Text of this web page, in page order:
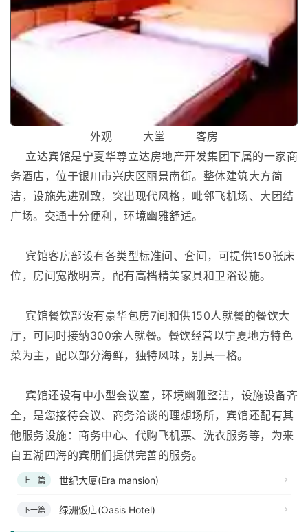
外观 大堂 客房
立达宾馆是宁夏华尊立达房地产开发集团下属的一家商
务酒店，位于银川市兴庆区丽景南街。整体建筑大方简
洁，设施先进别致，突出现代风格，毗邻飞机场、大团结
广场。交通十分便利，环境幽雅舒适。
宾馆客房部设有各类型标准间、套间，可提供150张床
位，房间宽敞明亮，配有高档精美家具和卫浴设施。
宾馆餐饮部设有豪华包房7间和供150人就餐的餐饮大
厅，可同时接纳300余人就餐。餐饮经营以宁夏地方特色
菜为主，配以部分海鲜，独特风味，别具一格。
宾馆还设有中小型会议室，环境幽雅整洁，设施设备齐
全，是您接待会议、商务洽谈的理想场所，宾馆还配有其
他服务设施：商务中心、代购飞机票、洗衣服务等，为来
自五湖四海的宾朋们提供完善的服务。
上一篇 世纪大厦(Era mansion)
下一篇 绿洲饭店(Oasis Hotel)